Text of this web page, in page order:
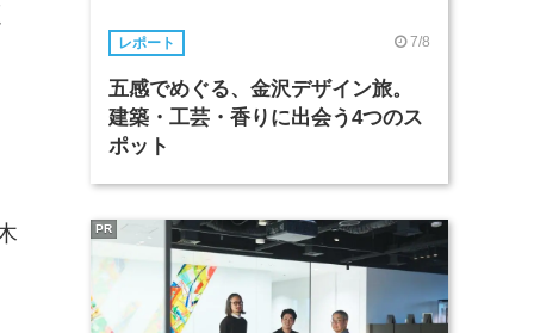
レポート 7/8
五感でめぐる、金沢デザイン旅。
建築・工芸・香りに出会う4つのス
ポット
PR